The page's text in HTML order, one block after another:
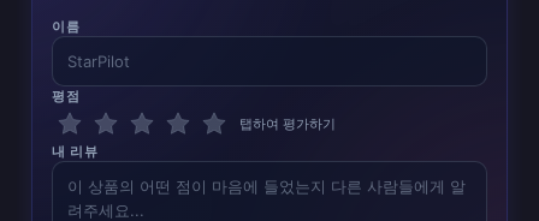
이름
평점
탭하여 평가하기
내 리뷰